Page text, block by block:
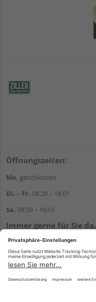
Öffnungszeiten:
Mo. geschlossen
Di. – Fr. 08:29 – 18:01
Sa. 08:59 – 16:01
Immer gerne für Sie da.
E-Mail:kontakt@holzziller.de